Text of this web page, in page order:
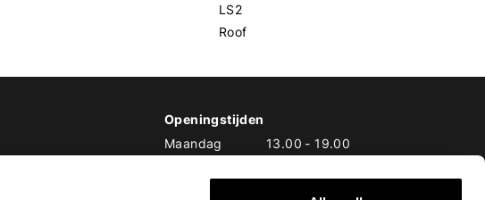
LS2
Roof
Openingstijden
Maandag
13.00 - 19.00
Woensdag
10.00-19.00